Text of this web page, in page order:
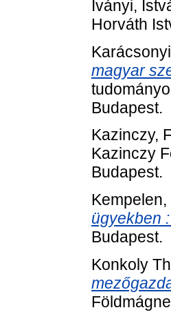
Iványi,
Horváth
magyar
Budapest.
Kazinczy,
Kazinczy
Budapest.
Kempelen,
ügyekben
Budapest.
Konkoly